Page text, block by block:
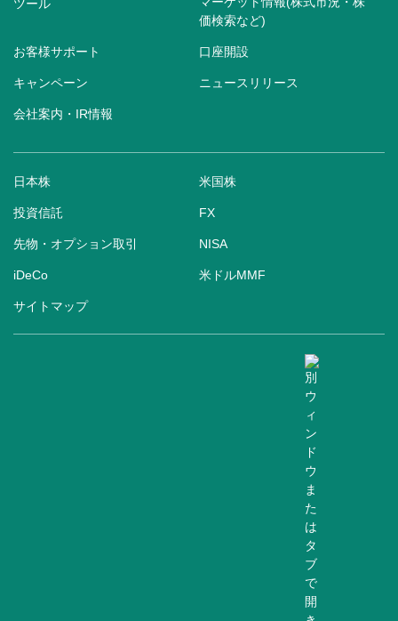
ツール
価検索など)
お客様サポート 口座開設
キャンペーン ニュースリリース
会社案内・IR情報
日本株 米国株
投資信託 FX
先物・オプション取引 NISA
iDeCo 米ドルMMF
サイトマップ